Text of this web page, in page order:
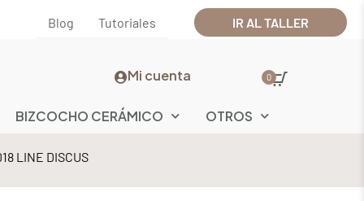
Blog Tutoriales IR AL TALLER
Mi cuenta 0
BIZCOCHO CERÁMICO OTROS
LINE DISCUS